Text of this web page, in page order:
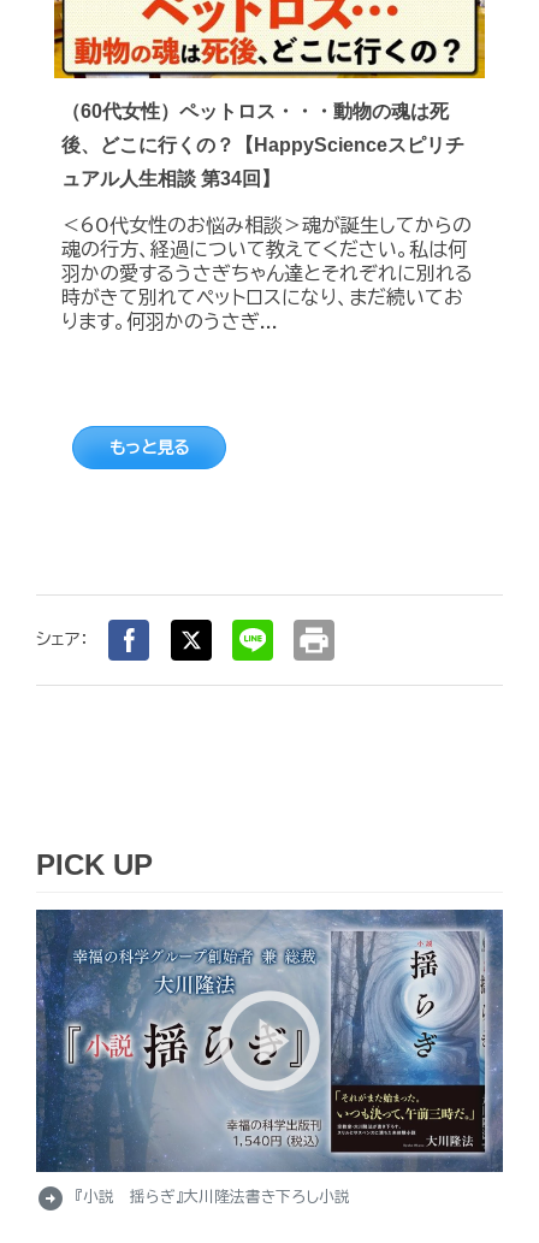
（60代女性）ペットロス・・・動物の魂は死
後、どこに行くの？【HappyScienceスピリチ
ュアル人生相談 第34回】
＜60代女性のお悩み相談＞魂が誕生してからの
魂の行方、経過について教えてください。私は何
羽かの愛するうさぎちゃん達とそれぞれに別れる
時がきて別れてペットロスになり、まだ続いてお
ります。何羽かのうさぎ...
もっと見る
シェア： print
PICK UP
arrow_circle_right 『小説 揺らぎ』大川隆法書き下ろし小説